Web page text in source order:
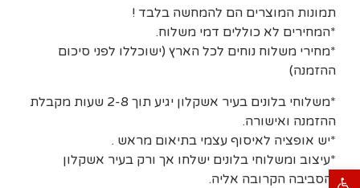
תמונות המוצרים הם להמחשה בלבד !
*המחירים לא כוללים דמי משלוח.
*מחירי משלוח נוחים לכל הארץ (ישוכללו לפני סיכום
ההזמנה)
*משלוחי בלונים בעיר אשקלון יגיע תוך 2-8 שעות מקבלת
ההזמנה ואישורה.
*יש אופציה לאיסוף עצמי בתיאום מראש .
*עיצוב ומשלוחי בלונים ישלחו אך ורק בעיר אשקלון
והסביבה הקרובה אליה.
פתח סרגל נגישות